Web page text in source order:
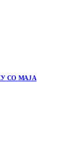
СО МАЈА